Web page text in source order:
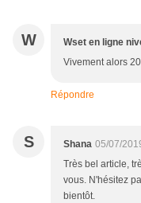
W Wset en ligne
Vivement alors
Répondre
S Shana 05/07/
Très bel article,
vous. N'hésitez
bientôt.